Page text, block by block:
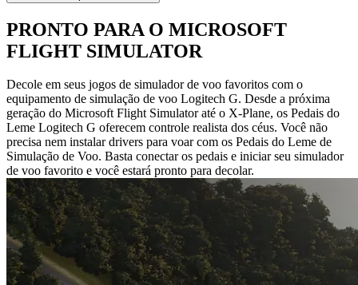
PRONTO PARA O MICROSOFT
FLIGHT SIMULATOR
Decole em seus jogos de simulador de voo favoritos com o
equipamento de simulação de voo Logitech G. Desde a próxima
geração do Microsoft Flight Simulator até o X-Plane, os Pedais do
Leme Logitech G oferecem controle realista dos céus. Você não
precisa nem instalar drivers para voar com os Pedais do Leme de
Simulação de Voo. Basta conectar os pedais e iniciar seu simulador
de voo favorito e você estará pronto para decolar.